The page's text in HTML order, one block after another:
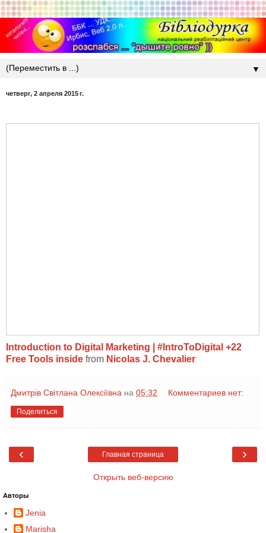
▼
четверг, 2 апреля 2015 г.
Introduction to Digital Marketing | #IntroToDigital +22
Free Tools inside from Nicolas J. Chevalier
Дмитрів Світлана Олексіївна на 05:32 Комментариев нет:
Поделиться
‹ ›
Главная страница
Открыть веб-версию
Авторы
Jenia
Marisha